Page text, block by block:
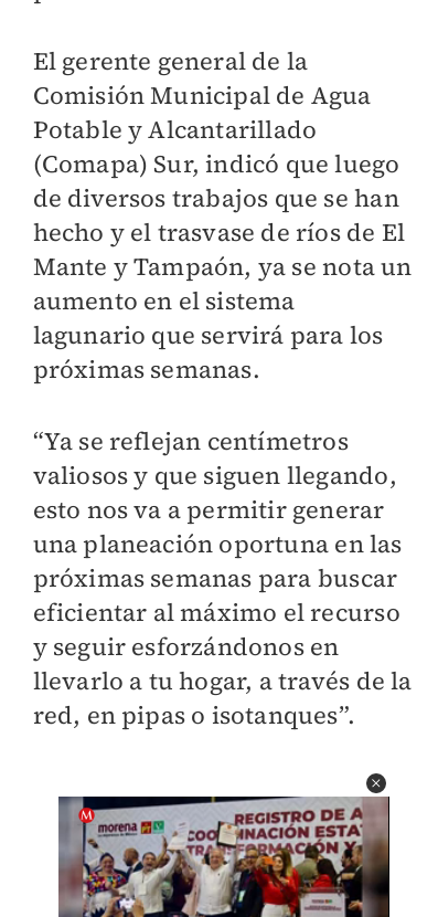
El gerente general de la
Comisión Municipal de Agua
Potable y Alcantarillado
(Comapa) Sur, indicó que luego
de diversos trabajos que se han
hecho y el trasvase de ríos de El
Mante y Tampaón, ya se nota un
aumento en el sistema
lagunario que servirá para los
próximas semanas.
“Ya se reflejan centímetros
valiosos y que siguen llegando,
esto nos va a permitir generar
una planeación oportuna en las
próximas semanas para buscar
eficientar al máximo el recurso
y seguir esforzándonos en
llevarlo a tu hogar, a través de la
red, en pipas o isotanques”.